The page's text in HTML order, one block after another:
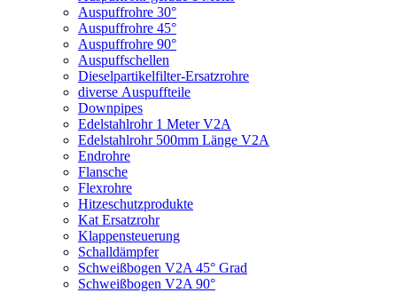
Auspuffrohre 30°
Auspuffrohre 45°
Auspuffrohre 90°
Auspuffschellen
Dieselpartikelfilter-Ersatzrohre
diverse Auspuffteile
Downpipes
Edelstahlrohr 1 Meter V2A
Edelstahlrohr 500mm Länge V2A
Endrohre
Flansche
Flexrohre
Hitzeschutzprodukte
Kat Ersatzrohr
Klappensteuerung
Schalldämpfer
Schweißbogen V2A 45° Grad
Schweißbogen V2A 90°